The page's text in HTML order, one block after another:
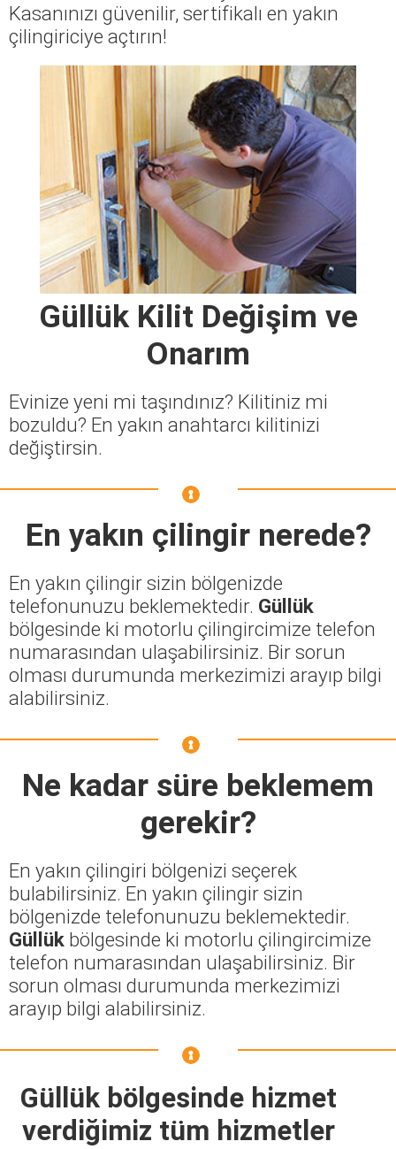
Kasanınızı güvenilir, sertifikalı en yakın
çilingiriciye açtırın!
Güllük Kilit Değişim ve
Onarım
Evinize yeni mi taşındınız? Kilitiniz mi
bozuldu? En yakın anahtarcı kilitinizi
değiştirsin.
En yakın çilingir nerede?
En yakın çilingir sizin bölgenizde
telefonunuzu beklemektedir. Güllük
bölgesinde ki motorlu çilingircimize telefon
numarasından ulaşabilirsiniz. Bir sorun
olması durumunda merkezimizi arayıp bilgi
alabilirsiniz.
Ne kadar süre beklemem
gerekir?
En yakın çilingiri bölgenizi seçerek
bulabilirsiniz. En yakın çilingir sizin
bölgenizde telefonunuzu beklemektedir.
Güllük bölgesinde ki motorlu çilingircimize
telefon numarasından ulaşabilirsiniz. Bir
sorun olması durumunda merkezimizi
arayıp bilgi alabilirsiniz.
Güllük bölgesinde hizmet
verdiğimiz tüm hizmetler